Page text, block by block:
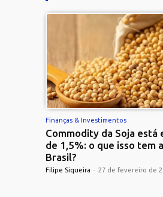
Finanças & Investimentos
Commodity da Soja está
de 1,5%: o que isso tem
Brasil?
Filipe Siqueira - 27 de fevereiro de